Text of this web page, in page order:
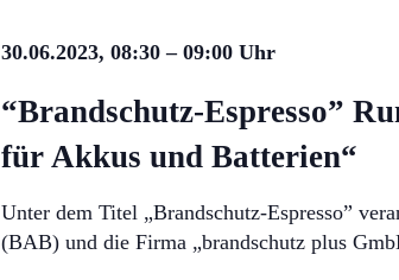
30.06.2023, 08:30– 09:00
“Brandschutz-Espresso”
für Akkus und Batterien“
Unter dem Titel „Brandschutz-Espresso”
(BAB) und die Firma „brandschutz plus